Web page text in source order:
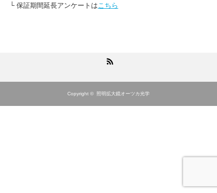
└ 保証期間延長アンケートはこちら
Copyright © 照明拡大鏡オーツカ光学